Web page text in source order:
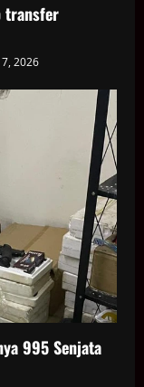
transfer
2026
995 Senjata